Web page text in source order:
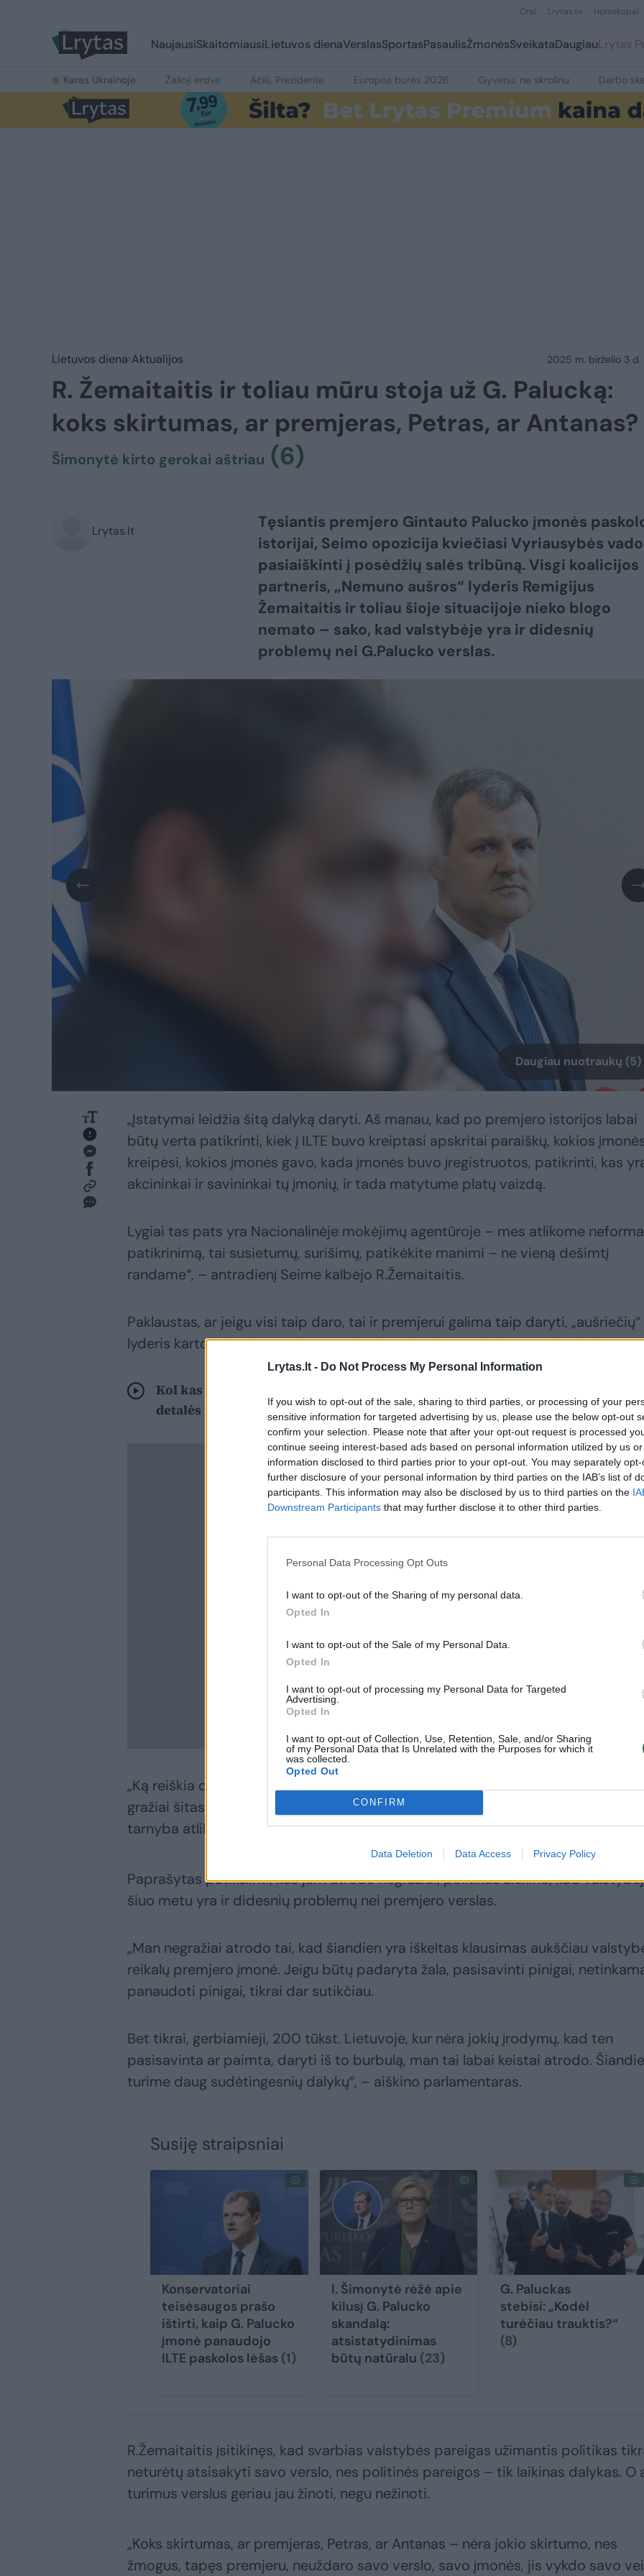
Lrytas.lt - Do Not Process My Personal Information
If you wish to opt-out of the sale, sharing to third parties, or processing of your
sensitive information for targeted advertising by us, please use the below opt-out
confirm your selection. Please note that after your opt-out request is processed
continue seeing interest-based ads based on personal information utilized by us
information disclosed to third parties prior to your opt-out. You may separately
further disclosure of your personal information by third parties on the IAB’s list of
participants. This information may also be disclosed by us to third parties on the
Downstream Participants that may further disclose it to other third parties.
Personal Data Processing Opt Outs
I want to opt-out of the Sharing of my personal data.
Opted In
I want to opt-out of the Sale of my Personal Data.
Opted In
I want to opt-out of processing my Personal Data for Targeted
Advertising.
Opted In
I want to opt-out of Collection, Use, Retention, Sale, and/or Sharing
of my Personal Data that Is Unrelated with the Purposes for which it
was collected.
Opted Out
CONFIRM
Data Deletion Data Access Privacy Policy
Orai Lrytas.tv Horoskopai
NaujausiSkaitomiausiLietuvos dienaVerslasSportasPasaulisŽmonėsSveikataDaugiauLrytas
Karas Ukrainoje Žalioji erdvė Ačiū, Prezidente Europos burės 2026 Gyvenu, ne skrolinu Darbo
Lietuvos diena Aktualijos 2025 m. birželio 3 d.
R. Žemaitaitis ir toliau mūru stoja už G. Palucką:
koks skirtumas, ar premjeras, Petras, ar Antanas?
Šimonytė kirto gerokai aštriau (6)
Lrytas.lt
Tęsiantis premjero Gintauto Palucko įmonės
istorijai, Seimo opozicija kviečiasi Vyriausybės
pasiaiškinti į posėdžių salės tribūną. Visgi koalicijos
partneris, „Nemuno aušros“ lyderis Remigijus
Žemaitaitis ir toliau šioje situacijoje nieko blogo
nemato – sako, kad valstybėje yra ir didesnių
problemų nei G.Palucko verslas.
Daugiau nuotraukų (5)
„Įstatymai leidžia šitą dalyką daryti. Aš manau, kad po premjero istorijos labai
būtų verta patikrinti, kiek į ILTE buvo kreiptasi apskritai paraiškų, kokios
kreipėsi, kokios įmonės gavo, kada įmonės buvo įregistruotos, patikrinti, kas
akcininkai ir savininkai tų įmonių, ir tada matytume platų vaizdą.
Lygiai tas pats yra Nacionalinėje mokėjimų agentūroje – mes atlikome
patikrinimą, tai susietumų, surišimų, patikėkite manimi – ne vieną dešimtį
randame“, – antradienį Seime kalbėjo R.Žemaitaitis.
Paklaustas, ar jeigu visi taip daro, tai ir premjerui galima taip daryti, „aušriečių“
lyderis kartojo, kad įmonei pretenduoti į valstybės paskolą nėra draudžiama.
Kol kas G. Palucko pasiaiškinimai parlamentarų neįtikina: užkliūna kelios
detalės
„Ką reiškia daro? Įstatymas leidžia. (...) Taip, nėra gerai, taip, man neatrodo čia
gražiai šitas dalykas,
neatrodo, bet kai bus pateikta visa informacija, STT
tarnyba atliks tyrimą, ir matysim“, – sakė R.Žemaitaitis.
Paprašytas patikslinti, kas jam atrodo negražiai, politikas aiškino, kad
šiuo metu yra ir didesnių problemų nei premjero verslas.
„Man negražiai atrodo tai, kad šiandien yra iškeltas klausimas aukščiau
reikalų premjero įmonė. Jeigu būtų padaryta žala, pasisavinti pinigai,
panaudoti pinigai, tikrai dar sutikčiau.
Bet tikrai, gerbiamieji, 200 tūkst. Lietuvoje, kur nėra jokių įrodymų, kad ten
pasisavinta ar paimta, daryti iš to burbulą, man tai labai keistai atrodo.
turime daug sudėtingesnių dalykų“, – aiškino parlamentaras.
Susiję straipsniai
Konservatoriai
teisėsaugos prašo
ištirti, kaip G. Palucko
įmonė panaudojo
ILTE paskolos lėšas (1)
I. Šimonytė rėžė apie
kilusį G. Palucko
skandalą:
atsistatydinimas
būtų natūralu (23)
G. Paluckas
stebisi: „Kodėl
turėčiau trauktis?“
(8)
R.Žemaitaitis įsitikinęs, kad svarbias valstybės pareigas užimantis politikas
neturėtų atsisakyti savo verslo, nes politinės pareigos – tik laikinas dalykas. O
turimus verslus geriau jau žinoti, negu nežinoti.
„Koks skirtumas, ar premjeras, Petras, ar Antanas – nėra jokio skirtumo, nes
žmogus, tapęs premjeru, neuždaro savo verslo, savo įmonės, jis vykdo savo